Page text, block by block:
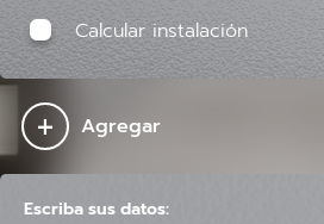
Calcular instalación
+ Agregar
Escriba sus datos: